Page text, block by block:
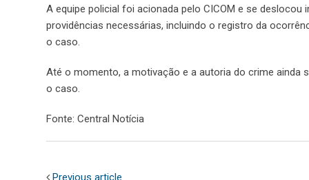
A equipe policial foi acionada pelo CICOM e se
providências necessárias, incluindo o registro da
o caso.
Até o momento, a motivação e a autoria do crime ainda
o caso.
Fonte: Central Notícia
Previous article